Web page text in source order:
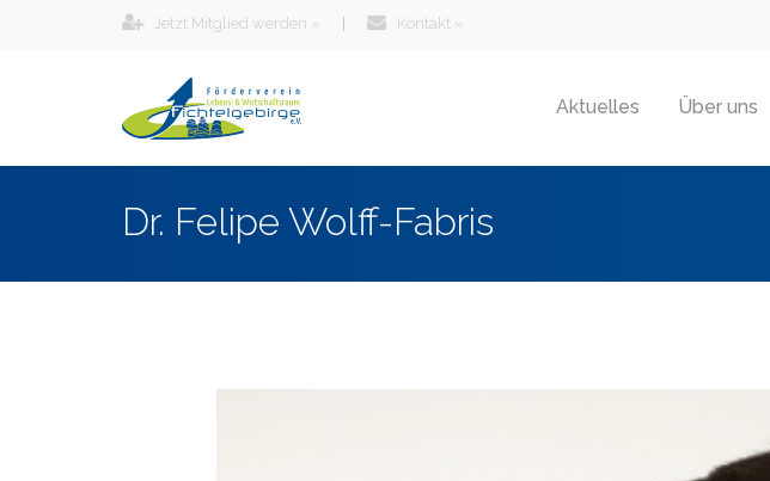
Jetzt Mitglied werden » Kontakt »
Aktuelles Über uns
Dr. Felipe Wolff-Fabris